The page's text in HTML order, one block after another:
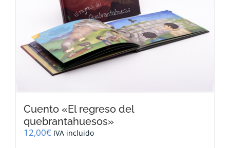
Cuento «El regreso del
quebrantahuesos»
12,00€ IVA incluido